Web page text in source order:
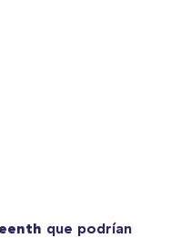
que podrían